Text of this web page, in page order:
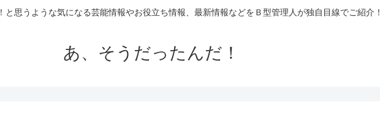
と思うような気になる芸能情報やお役立ち情報、最新情報などをＢ型管理人が独自目線でご紹介！
あ、そうだったんだ！